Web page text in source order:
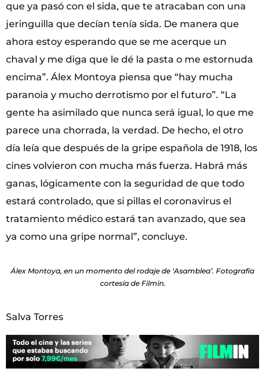
que ya pasó con el sida, que te atracaban con una
jeringuilla que decían tenía sida. De manera que
ahora estoy esperando que se me acerque un
chaval y me diga que le dé la pasta o me estornuda
encima”. Álex Montoya piensa que “hay mucha
paranoia y mucho derrotismo por el futuro”. “La
gente ha asimilado que nunca será igual, lo que me
parece una chorrada, la verdad. De hecho, el otro
día leía que después de la gripe española de 1918, los
cines volvieron con mucha más fuerza. Habrá más
ganas, lógicamente con la seguridad de que todo
estará controlado, que si pillas el coronavirus el
tratamiento médico estará tan avanzado, que sea
ya como una gripe normal”, concluye.
Álex Montoya, en un momento del rodaje de ‘Asamblea’. Fotografía
cortesía de Filmin.
Salva Torres